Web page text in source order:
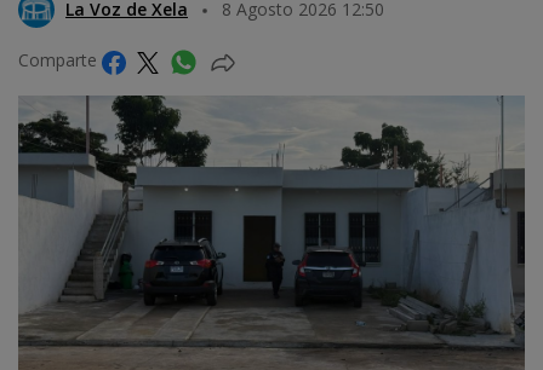
La Voz de Xela 8 Agosto 2026 12:50
Comparte